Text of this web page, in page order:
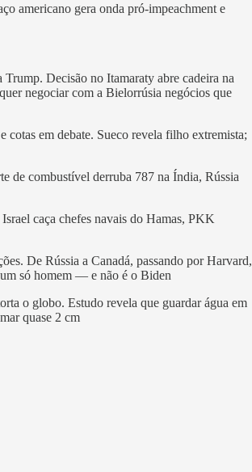
americano gera onda pró-impeachment e
Decisão no Itamaraty abre cadeira na
negociar com a Bielorrúsia negócios que
cotas em debate. Sueco revela filho extremista;
de combustível derruba 787 na Índia, Rússia
caça chefes navais do Hamas, PKK
De Rússia a Canadá, passando por Harvard,
só homem — e não é o Biden
o globo. Estudo revela que guardar água em
quase 2 cm